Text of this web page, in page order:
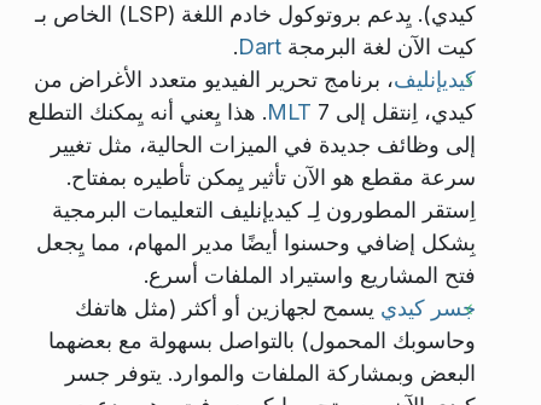
كيدي). يِدعم بروتوكول خادم اللغة (LSP) الخاص بـ
كيت الآن لغة البرمجة Dart
.
كيديإنليف، برنامج تحرير الفيديو متعدد الأغراض من
كيدي، اِنتقل إلى
MLT7. هذا يِعني أنه يِمكنك التطلع
إلى وظائف جديدة في الميزات الحالية، مثل تغيير
سرعة مقطع هو الآن تأثير يِمكن تأطيره بمفتاح.
اِستقر المطورون لِـ كيديإنليف التعليمات البرمجية
بِشكل إضافي وحسنوا أيضًا مدير المهام، مما يِجعل
فتح المشاريع واستيراد الملفات أسرع.
جسر كيدي يسمح لجهازين أو أكثر (مثل هاتفك
وحاسوبك المحمول) بالتواصل بسهولة مع بعضهما
البعض وبمشاركة الملفات والموارد. يتوفر جسر